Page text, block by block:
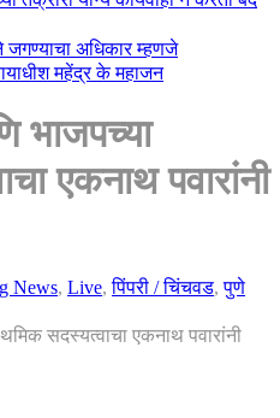
जगण्याचा अधिकार म्हणजे
महेंद्र के महाजन
भाजपच्या
एकनाथ पवारांनी
News, Live,पिंपरी / चिंचवड,पुणे